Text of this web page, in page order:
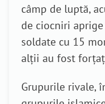
câmp de luptă,
de ciocniri
soldate cu 15
alții au fost
Grupurile rivale,